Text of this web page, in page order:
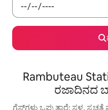
Rambuteau
ರಜಾದಿನದ
ಗೆಸ್ಟ್‌ಗಳು ಒಪ್ಪುತ್ತಾರೆ: ಸ್ಥಳ,